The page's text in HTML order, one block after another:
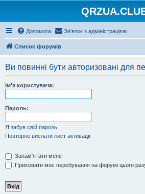
Допомога Зв'язок з адміністрацією
Список форумів
Ви повинні бути авторизовані для
Ім'я користувача:
Пароль:
Я забув свій пароль
Повторно вислати лист активації
Запам'ятати мене
Приховати моє перебування на форумі цього